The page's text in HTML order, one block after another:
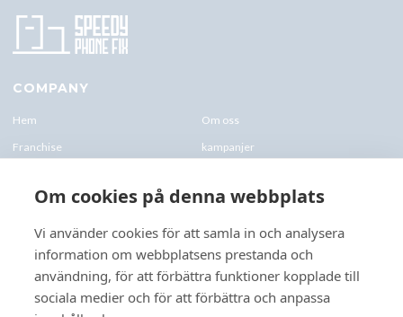
COMPANY
Hem Om oss
Franchise kampanjer
Företagskund & Utbildning FAQs
CONTACTS
+46 070 0122 333
Företagsvägen 10, 227 61 Lund
Om cookies på denna webbplats
Vi använder cookies för att samla in och analysera
information om webbplatsens prestanda och
användning, för att förbättra funktioner kopplade till
sociala medier och för att förbättra och anpassa